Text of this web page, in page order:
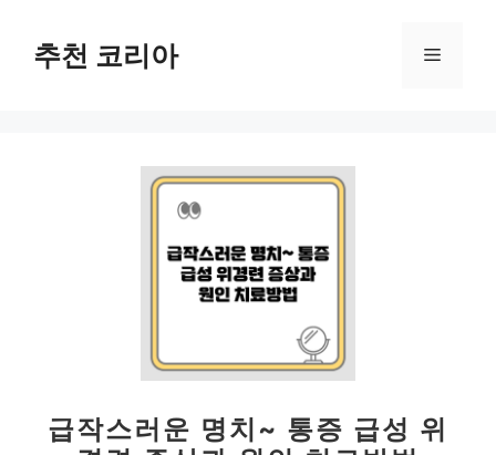
추천 코리아 메
급작스러운 명치~ 통증 급성 위